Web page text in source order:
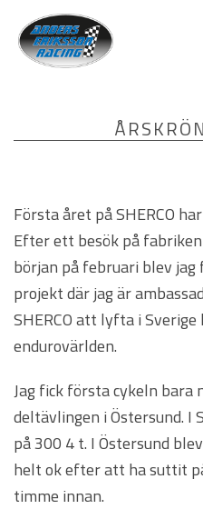
Första året på SHERCO
Efter ett besök på
början på februari blev
projekt där jag är
SHERCO att lyfta i
endurovärlden.
Jag fick första cykeln bara
deltävlingen i Östersund. I
på 300 4 t. I Östersund
helt ok efter att ha suttit
timme innan.